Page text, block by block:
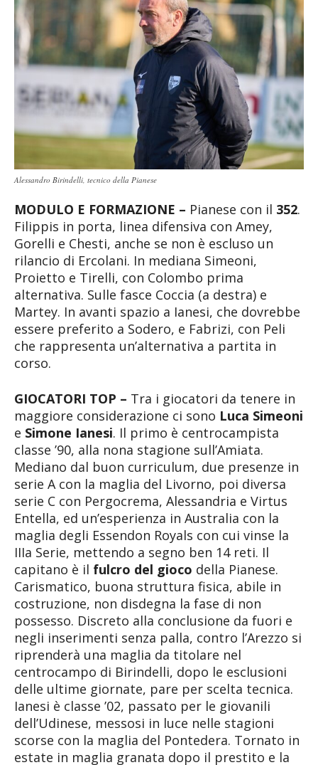
Alessandro Birindelli, tecnico della Pianese
MODULO E FORMAZIONE – Pianese con il 352.
Filippis in porta, linea difensiva con Amey,
Gorelli e Chesti, anche se non è escluso un
rilancio di Ercolani. In mediana Simeoni,
Proietto e Tirelli, con Colombo prima
alternativa. Sulle fasce Coccia (a destra) e
Martey. In avanti spazio a Ianesi, che dovrebbe
essere preferito a Sodero, e Fabrizi, con Peli
che rappresenta un’alternativa a partita in
corso.
GIOCATORI TOP – Tra i giocatori da tenere in
maggiore considerazione ci sono Luca Simeoni
e Simone Ianesi. Il primo è centrocampista
classe ’90, alla nona stagione sull’Amiata.
Mediano dal buon curriculum, due presenze in
serie A con la maglia del Livorno, poi diversa
serie C con Pergocrema, Alessandria e Virtus
Entella, ed un’esperienza in Australia con la
maglia degli Essendon Royals con cui vinse la
IIIa Serie, mettendo a segno ben 14 reti. Il
capitano è il fulcro del gioco della Pianese.
Carismatico, buona struttura fisica, abile in
costruzione, non disdegna la fase di non
possesso. Discreto alla conclusione da fuori e
negli inserimenti senza palla, contro l’Arezzo si
riprenderà una maglia da titolare nel
centrocampo di Birindelli, dopo le esclusioni
delle ultime giornate, pare per scelta tecnica.
Ianesi è classe ’02, passato per le giovanili
dell’Udinese, messosi in luce nelle stagioni
scorse con la maglia del Pontedera. Tornato in
estate in maglia granata dopo il prestito e la